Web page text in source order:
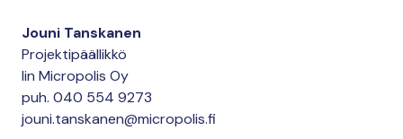
Jouni Tanskanen
Projektipäällikkö
Iin Micropolis Oy
puh. 040 554 9273
jouni.tanskanen@micropolis.fi